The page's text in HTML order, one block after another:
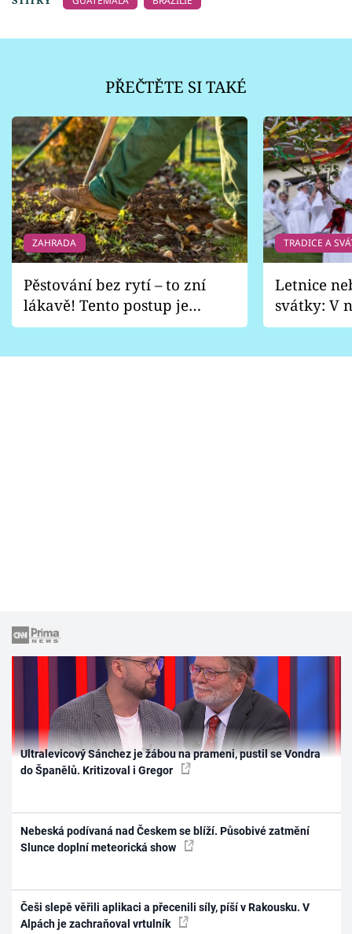
PŘEČTĚTE SI TAKÉ
ZAHRADA
Pěstování bez rytí – to zní
lákavě! Tento postup je
vhodný jen pro některé
TRADICE A
Letnice
svátky: V
pondělí
Ultralevicový Sánchez je žábou na prameni, pustil se Vondra
do Španělů. Kritizoval i Gregor
Nebeská podívaná nad Českem se blíží. Působivé zatmění
Slunce doplní meteorická show
Češi slepě věřili aplikaci a přecenili síly, píší v Rakousku. V
Alpách je zachraňoval vrtulník